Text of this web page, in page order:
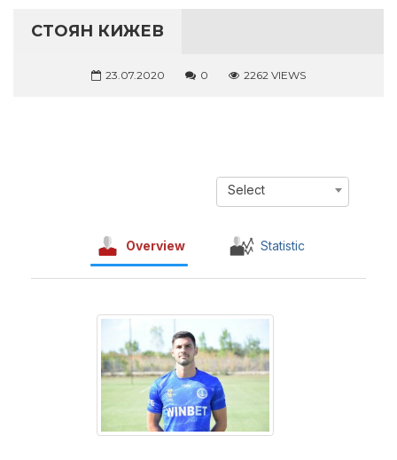
СТОЯН КИЖЕВ
23.07.2020 0 2262 VIEWS
Select
Overview Statistic